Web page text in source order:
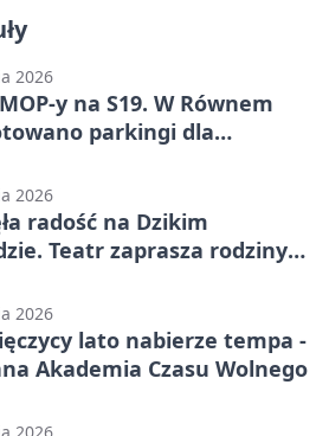
2026
y na S19. W Równem
parkingi dla
2026
radość na Dzikim
Teatr zaprasza rodziny
2026
lato nabierze tempa -
Akademia Czasu Wolnego